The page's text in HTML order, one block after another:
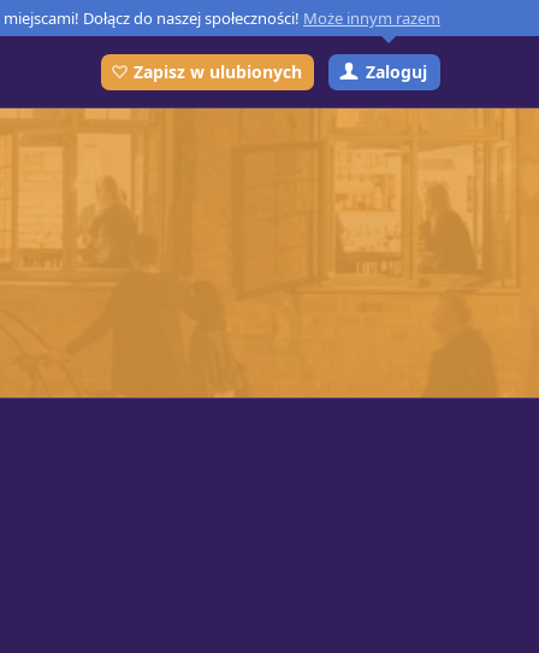
Dołącz do naszej społeczności! Może innym razem
Zaloguj